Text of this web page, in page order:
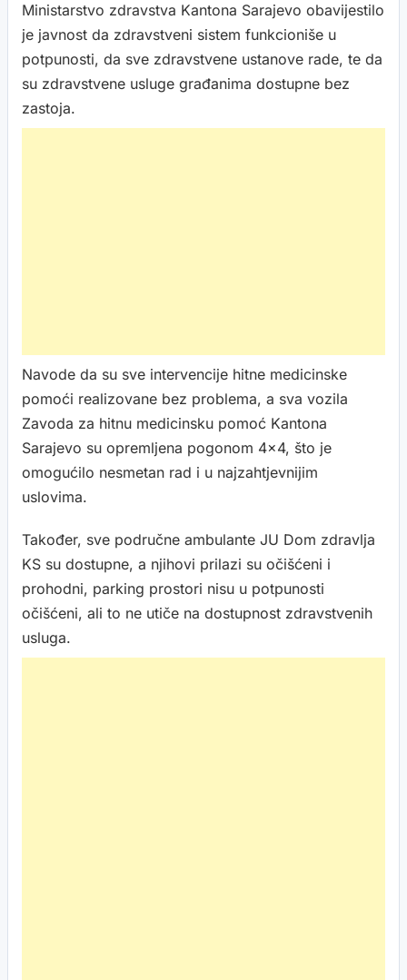
Ministarstvo zdravstva Kantona Sarajevo obavijestilo
je javnost da zdravstveni sistem funkcioniše u
potpunosti, da sve zdravstvene ustanove rade, te da
su zdravstvene usluge građanima dostupne bez
zastoja.
Navode da su sve intervencije hitne medicinske
pomoći realizovane bez problema, a sva vozila
Zavoda za hitnu medicinsku pomoć Kantona
Sarajevo su opremljena pogonom 4×4, što je
omogućilo nesmetan rad i u najzahtjevnijim
uslovima.
Također, sve područne ambulante JU Dom zdravlja
KS su dostupne, a njihovi prilazi su očišćeni i
prohodni, parking prostori nisu u potpunosti
očišćeni, ali to ne utiče na dostupnost zdravstvenih
usluga.